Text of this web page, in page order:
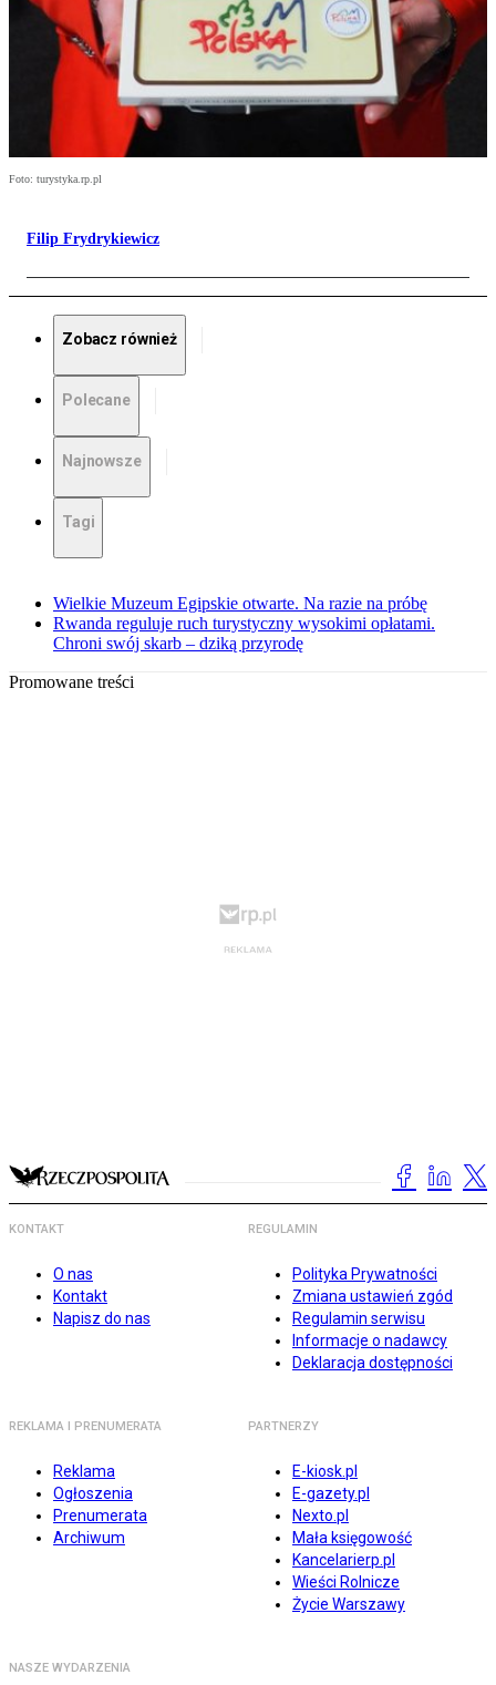
Foto: turystyka.rp.pl
Filip Frydrykiewicz
Zobacz również
Polecane
Najnowsze
Tagi
Wielkie Muzeum Egipskie otwarte. Na razie na próbę
Rwanda reguluje ruch turystyczny wysokimi opłatami.
Chroni swój skarb – dziką przyrodę
Promowane treści
KONTAKT
O nas
Kontakt
Napisz do nas
REGULAMIN
Polityka Prywatności
Zmiana ustawień zgód
Regulamin serwisu
Informacje o nadawcy
Deklaracja dostępności
REKLAMA I PRENUMERATA
Reklama
Ogłoszenia
Prenumerata
Archiwum
PARTNERZY
E-kiosk.pl
E-gazety.pl
Nexto.pl
Mała księgowość
Kancelarierp.pl
Wieści Rolnicze
Życie Warszawy
NASZE WYDARZENIA